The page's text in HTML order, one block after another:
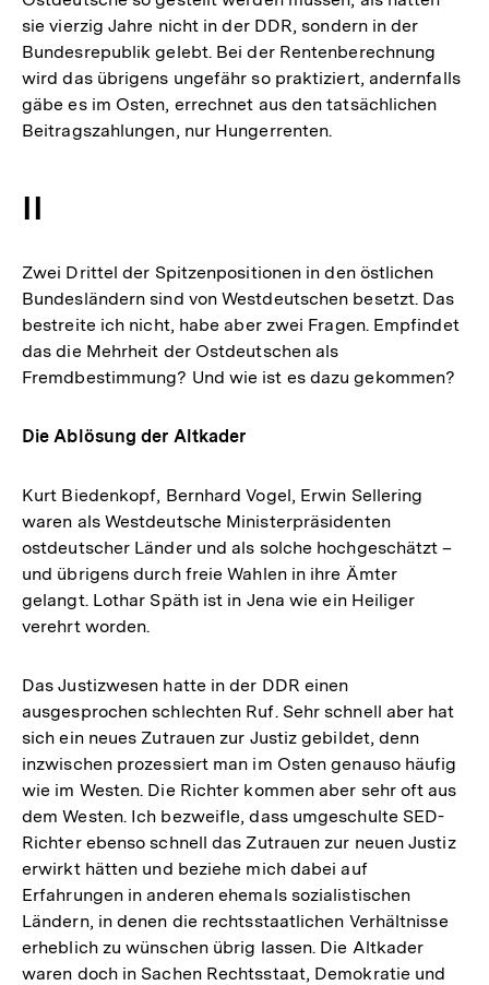
sie vierzig Jahre nicht in der DDR, sondern in der
Bundesrepublik gelebt. Bei der Rentenberechnung
wird das übrigens ungefähr so praktiziert, andernfalls
gäbe es im Osten, errechnet aus den tatsächlichen
Beitragszahlungen, nur Hungerrenten.
II
Zwei Drittel der Spitzenpositionen in den östlichen
Bundesländern sind von Westdeutschen besetzt. Das
bestreite ich nicht, habe aber zwei Fragen. Empfindet
das die Mehrheit der Ostdeutschen als
Fremdbestimmung? Und wie ist es dazu gekommen?
Die Ablösung der Altkader
Kurt Biedenkopf, Bernhard Vogel, Erwin Sellering
waren als Westdeutsche Ministerpräsidenten
ostdeutscher Länder und als solche hochgeschätzt –
und übrigens durch freie Wahlen in ihre Ämter
gelangt. Lothar Späth ist in Jena wie ein Heiliger
verehrt worden.
Das Justizwesen hatte in der DDR einen
ausgesprochen schlechten Ruf. Sehr schnell aber hat
sich ein neues Zutrauen zur Justiz gebildet, denn
inzwischen prozessiert man im Osten genauso häufig
wie im Westen. Die Richter kommen aber sehr oft aus
dem Westen. Ich bezweifle, dass umgeschulte SED-
Richter ebenso schnell das Zutrauen zur neuen Justiz
erwirkt hätten und beziehe mich dabei auf
Erfahrungen in anderen ehemals sozialistischen
Ländern, in denen die rechtsstaatlichen Verhältnisse
erheblich zu wünschen übrig lassen. Die Altkader
waren doch in Sachen Rechtsstaat, Demokratie und